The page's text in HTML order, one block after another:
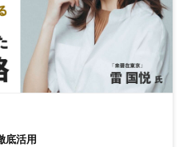
底活用